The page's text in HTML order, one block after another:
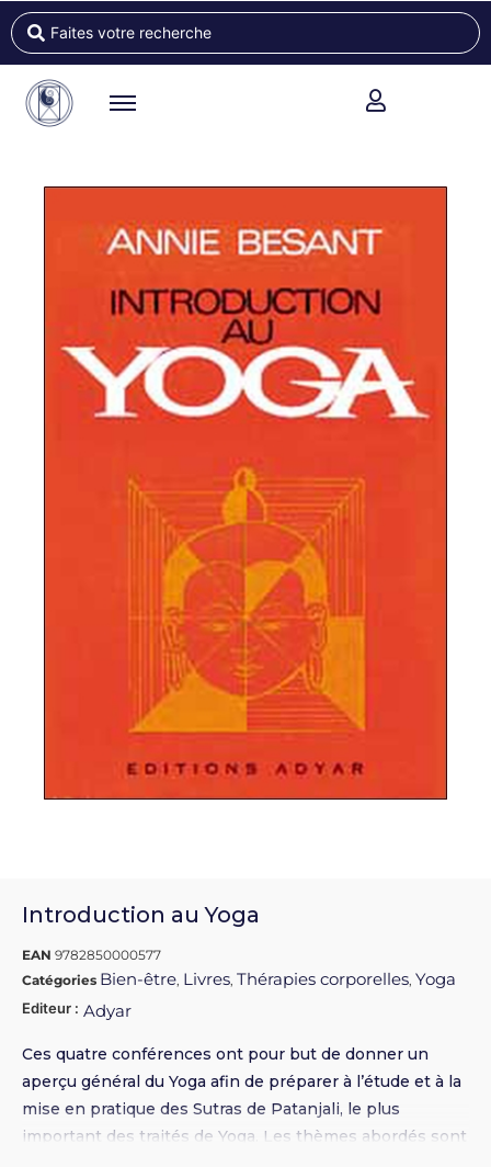
Introduction au Yoga
EAN 9782850000577
Catégories Bien-être, Livres, Thérapies corporelles, Yoga
Editeur : Adyar
Ces quatre conférences ont pour but de donner un
aperçu général du Yoga afin de préparer à l’étude et à la
mise en pratique des Sutras de Patanjali, le plus
important des traités de Yoga. Les thèmes abordés sont